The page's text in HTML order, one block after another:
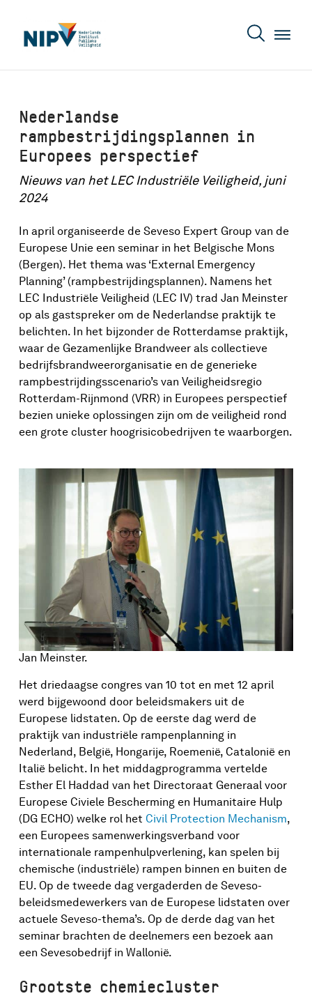
Nederlandse
rampbestrijdingsplannen in
Europees perspectief
Nieuws van het LEC Industriële Veiligheid, juni
2024
In april organiseerde de Seveso Expert Group van de
Europese Unie een seminar in het Belgische Mons
(Bergen). Het thema was ‘External Emergency
Planning’ (rampbestrijdingsplannen). Namens het
LEC Industriële Veiligheid (LEC IV) trad Jan Meinster
op als gastspreker om de Nederlandse praktijk te
belichten. In het bijzonder de Rotterdamse praktijk,
waar de Gezamenlijke Brandweer als collectieve
bedrijfsbrandweerorganisatie en de generieke
rampbestrijdingsscenario’s van Veiligheidsregio
Rotterdam-Rijnmond (VRR) in Europees perspectief
bezien unieke oplossingen zijn om de veiligheid rond
een grote cluster hoogrisicobedrijven te waarborgen.
Jan Meinster.
Het driedaagse congres van 10 tot en met 12 april
werd bijgewoond door beleidsmakers uit de
Europese lidstaten. Op de eerste dag werd de
praktijk van industriële rampenplanning in
Nederland, België, Hongarije, Roemenië, Catalonië en
Italië belicht. In het middagprogramma vertelde
Esther El Haddad van het Directoraat Generaal voor
Europese Civiele Bescherming en Humanitaire Hulp
(DG ECHO) welke rol het Civil Protection Mechanism,
een Europees samenwerkingsverband voor
internationale rampenhulpverlening, kan spelen bij
chemische (industriële) rampen binnen en buiten de
EU. Op de tweede dag vergaderden de Seveso-
beleidsmedewerkers van de Europese lidstaten over
actuele Seveso-thema’s. Op de derde dag van het
seminar brachten de deelnemers een bezoek aan
een Sevesobedrijf in Wallonië.
Grootste chemiecluster